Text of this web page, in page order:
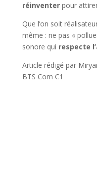
réinventerpour
Que l’on soit
même : ne pas «
sonore qui respecte
Article rédigé par
BTS Com C1